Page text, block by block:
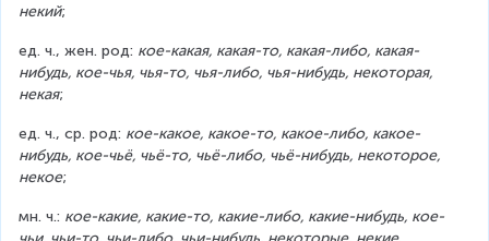
некий;
ед. ч., жен. род: кое-какая, какая-то, какая-либо, какая-
нибудь, кое-чья, чья-то, чья-либо, чья-нибудь, некоторая,
некая;
ед. ч., ср. род: кое-какое, какое-то, какое-либо, какое-
нибудь, кое-чьё, чьё-то, чьё-либо, чьё-нибудь, некоторое,
некое;
мн. ч.: кое-какие, какие-то, какие-либо, какие-нибудь, кое-